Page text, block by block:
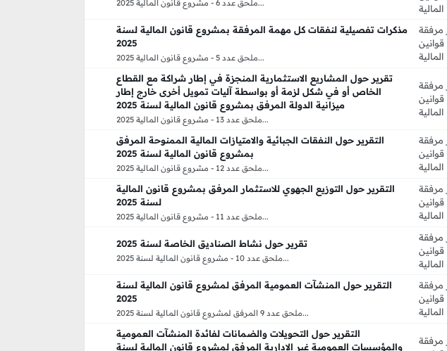
ملحق عدد 6 - مشروع قانون المالية 2025...
المالية
مذكرات تفصيلية لنفقات كل مهمة المرفقة بمشروع قانون المالية لسنة
2025
ملحق عدد 5 - مشروع قانون المالية 2025...
مرفقة
المالية
تقرير حول المشاريع الاستثمارية المنجزة في إطار شراكة مع القطاع
الخاص أو في شكل لزمة أو بواسطة آليات تمويل أخرى خارج إطار
ميزانية الدولة المرفق بمشروع قانون المالية لسنة 2025
ملحق عدد 13 - مشروع قانون المالية 2025...
مرفقة
المالية
التقرير حول النفقات الجبائية والامتيازات المالية الممنوحة المرفق
بمشروع قانون المالية لسنة 2025
ملحق عدد 12 - مشروع قانون المالية 2025...
مرفقة
المالية
التقرير حول التوزيع الجهوي للاستثمار المرفق بمشروع قانون المالية
لسنة 2025
ملحق عدد 11 - مشروع قانون المالية 2025...
مرفقة
المالية
تقرير حول نشاط الصناديق الخاصة لسنة 2025
ملحق عدد 10 - مشروع قانون المالية لسنة 2025...
مرفقة
المالية
التقرير حول المنشآت العمومية المرفق لمشروع قانون المالية لسنة
2025
ملحق عدد 9 المرفق لمشروع قانون المالية لسنة 2025...
مرفقة
المالية
التقرير حول التحويلات والضمانات لفائدة المنشآت العمومية
والمؤسسات العمومية غير الإدارية المرفق لمشروع قانون المالية لسنة
مرفقة